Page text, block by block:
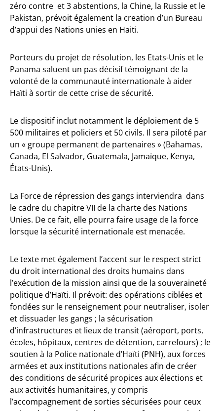
zéro contre et 3 abstentions, la Chine, la Russie et le
Pakistan, prévoit également la creation d’un Bureau
d’appui des Nations unies en Haiti.
Porteurs du projet de résolution, les Etats-Unis et le
Panama saluent un pas décisif témoignant de la
volonté de la communauté internationale à aider
Haïti à sortir de cette crise de sécurité.
Le dispositif inclut notamment le déploiement de 5
500 militaires et policiers et 50 civils. Il sera piloté par
un « groupe permanent de partenaires » (Bahamas,
Canada, El Salvador, Guatemala, Jamaïque, Kenya,
États-Unis).
La Force de répression des gangs interviendra dans
le cadre du chapitre VII de la charte des Nations
Unies. De ce fait, elle pourra faire usage de la force
lorsque la sécurité internationale est menacée.
Le texte met également l’accent sur le respect strict
du droit international des droits humains dans
l’exécution de la mission ainsi que de la souveraineté
politique d’Haïti. Il prévoit: des opérations ciblées et
fondées sur le renseignement pour neutraliser, isoler
et dissuader les gangs ; la sécurisation
d’infrastructures et lieux de transit (aéroport, ports,
écoles, hôpitaux, centres de détention, carrefours) ; le
soutien à la Police nationale d’Haïti (PNH), aux forces
armées et aux institutions nationales afin de créer
des conditions de sécurité propices aux élections et
aux activités humanitaires, y compris
l’accompagnement de sorties sécurisées pour ceux